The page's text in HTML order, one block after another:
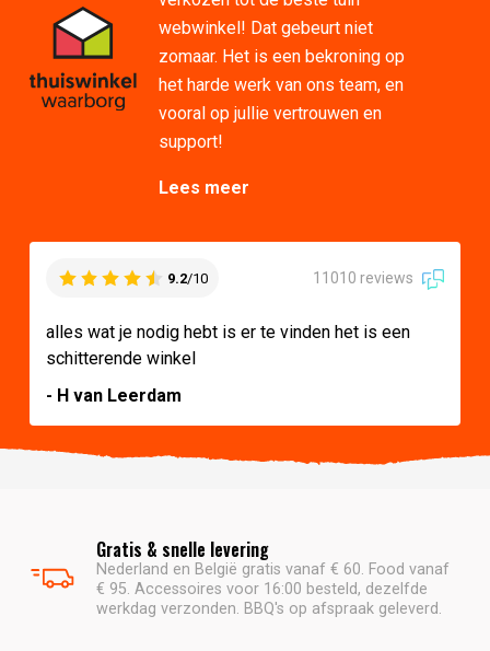
webwinkel! Dat gebeurt niet
zomaar. Het is een bekroning op
het harde werk van ons team, en
vooral op jullie vertrouwen en
support!
Lees meer
9.2/10 11010 reviews
alles wat je nodig hebt is er te vinden het is een
schitterende winkel
- H van Leerdam
Gratis & snelle levering
Nederland en België gratis vanaf € 60. Food vanaf
€ 95. Accessoires voor 16:00 besteld, dezelfde
werkdag verzonden. BBQ's op afspraak geleverd.